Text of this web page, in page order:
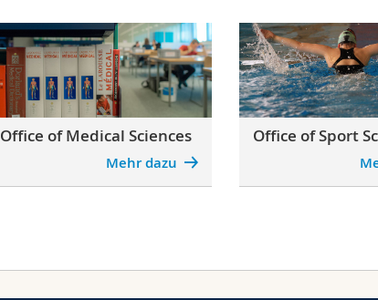
Office of Medical Sciences
Mehr dazu
Office of Sport